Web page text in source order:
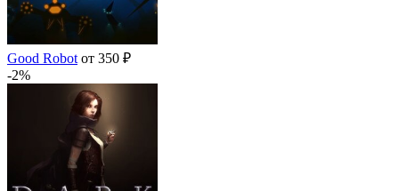
Good Robot от 350 ₽
-2%